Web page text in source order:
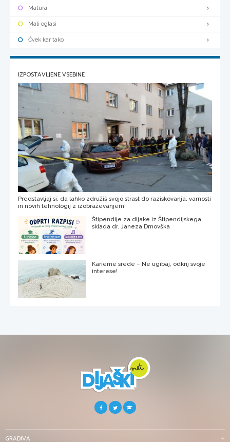
Matura
Mali oglasi
Čvek kar tako
IZPOSTAVLJENE VSEBINE
Predstavljaj si, da lahko združiš svojo strast do raziskovanja, varnosti
in novih tehnologij z izobraževanjem
Štipendije za dijake iz Štipendijskega
sklada dr. Janeza Drnovška
Karierne srede – Ne ugibaj, odkrij svoje
interese!
GRADIVA